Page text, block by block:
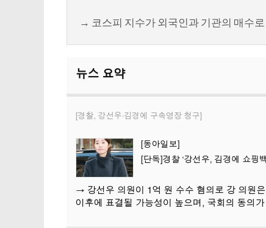
→ 코스피 지수가 외국인과 기관의 매수